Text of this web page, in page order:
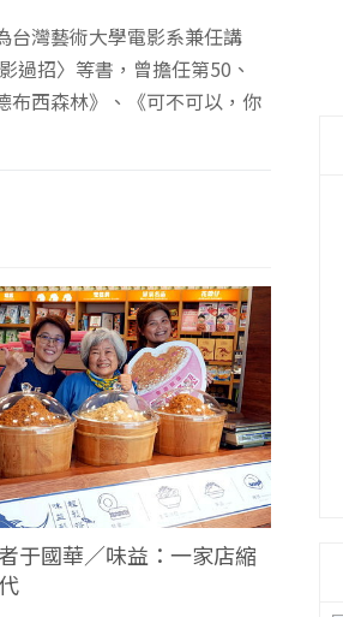
台灣藝術大學電影系兼任講
過招〉等書，曾擔任第50、
布西森林》、《可不可以，你
于國華／味益：一家店縮